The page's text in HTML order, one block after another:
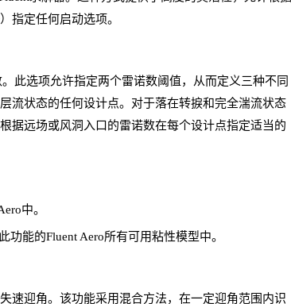
指定任何启动选项。
此选项允许指定两个雷诺数阈值，从而定义三种不同
流状态的任何设计点。对于落在转捩和完全湍流状态
据远场或风洞入口的雷诺数在每个设计点指定适当的
中。
能的Fluent Aero所有可用粘性模型中。
速迎角。该功能采用混合方法，在一定迎角范围内识